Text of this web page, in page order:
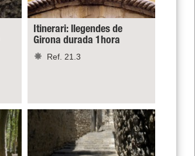
Itinerari: llegendes de
Girona durada 1hora
Ref. 21.3